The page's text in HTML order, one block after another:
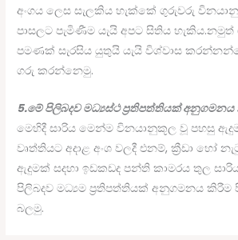
අංගය ලෙස සැලකිය හැක්කේ ගුරුවරු
පාසලට පැමිණීම යැයි අපට සිතිය
පමණක් සැරසිය යුතුයි යැයි විශ්වාස
ගරු කරන්නෙමු.
5.මේ පිලිබදව මධ්‍යස්ථ ප්‍රතිපත්තියක් අනුගමනය
මෙහිදී සාරිය මෙන්ම විනයානුකූල වූ පහසු
වෘත්තියට අදාළ අංශ වලදී එනම්, ක්‍රීඩා හෝ
ඇදුමක් සදහා ඉඩකඩද පන්ති කාමරය තුල
පිලිබදව මධ්‍යම ප්‍රතිපත්තියක් අනුගමනය කිරීම
බලමු.